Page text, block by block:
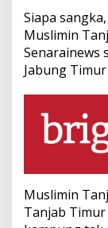
Siapa
Muslimin
Senarainews
Jabung
Muslimin
Tanjab Timur